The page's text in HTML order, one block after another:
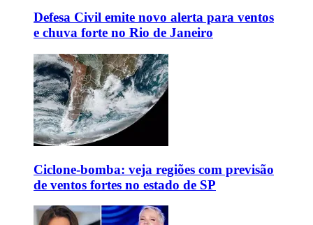
Defesa Civil emite novo alerta para ventos
e chuva forte no Rio de Janeiro
Ciclone-bomba: veja regiões com previsão
de ventos fortes no estado de SP